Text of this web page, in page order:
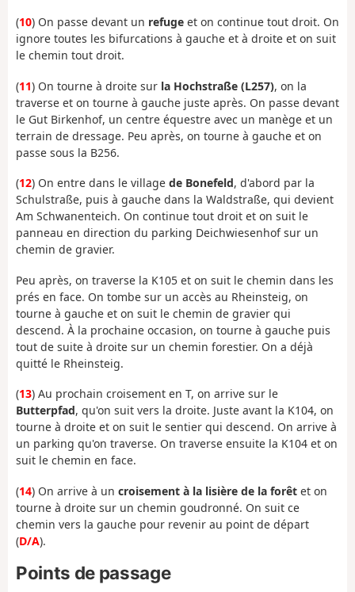
(10) On passe devant un refuge et on continue tout droit. On
ignore toutes les bifurcations à gauche et à droite et on suit
le chemin tout droit.
(11) On tourne à droite sur la Hochstraße (L257), on la
traverse et on tourne à gauche juste après. On passe devant
le Gut Birkenhof, un centre équestre avec un manège et un
terrain de dressage. Peu après, on tourne à gauche et on
passe sous la B256.
(12) On entre dans le village de Bonefeld, d'abord par la
Schulstraße, puis à gauche dans la Waldstraße, qui devient
Am Schwanenteich. On continue tout droit et on suit le
panneau en direction du parking Deichwiesenhof sur un
chemin de gravier.
Peu après, on traverse la K105 et on suit le chemin dans les
prés en face. On tombe sur un accès au Rheinsteig, on
tourne à gauche et on suit le chemin de gravier qui
descend. À la prochaine occasion, on tourne à gauche puis
tout de suite à droite sur un chemin forestier. On a déjà
quitté le Rheinsteig.
(13) Au prochain croisement en T, on arrive sur le
Butterpfad, qu'on suit vers la droite. Juste avant la K104, on
tourne à droite et on suit le sentier qui descend. On arrive à
un parking qu'on traverse. On traverse ensuite la K104 et on
suit le chemin en face.
(14) On arrive à un croisement à la lisière de la forêt et on
tourne à droite sur un chemin goudronné. On suit ce
chemin vers la gauche pour revenir au point de départ
(D/A).
Points de passage